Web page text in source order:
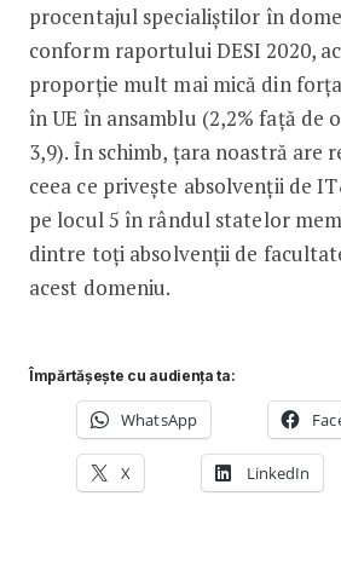
procentajul specialiștilor în
conform raportului DESI 2020,
proporție mult mai mică din
în UE în ansamblu (2,2% față de
3,9). În schimb, țara noastră are
ceea ce privește absolvenții de
pe locul 5 în rândul statelor
dintre toți absolvenții de
acest domeniu.
Împărtășește cu audiența ta:
WhatsApp
X LinkedIn